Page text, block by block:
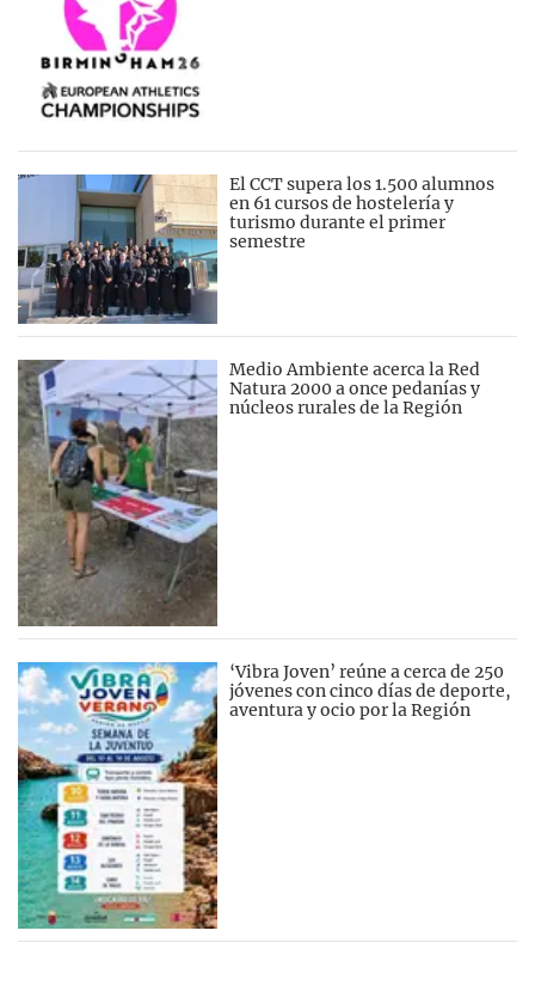
El CCT supera los 1.500 alumnos
en 61 cursos de hostelería y
turismo durante el primer
semestre
Medio Ambiente acerca la Red
Natura 2000 a once pedanías y
núcleos rurales de la Región
‘Vibra Joven’ reúne a cerca de 250
jóvenes con cinco días de deporte,
aventura y ocio por la Región